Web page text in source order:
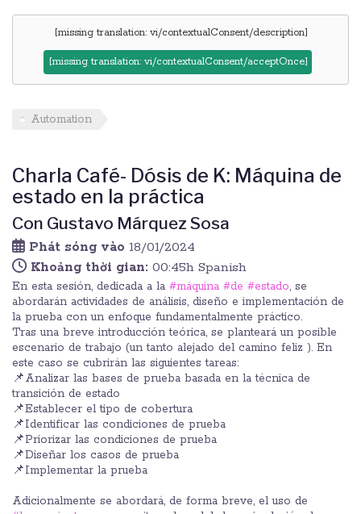
[missing translation: vi/contextualConsent/description]
[missing translation: vi/contextualConsent/acceptOnce]
Automation
Charla Café- Dósis de K: Máquina de
estado en la práctica
Con Gustavo Márquez Sosa
Phát sóng vào 18/01/2024
Khoảng thời gian: 00:45h Spanish
En esta sesión, dedicada a la #máquina #de #estado, se
abordarán actividades de análisis, diseño e implementación de
la prueba con un enfoque fundamentalmente práctico.
Tras una breve introducción teórica, se planteará un posible
escenario de trabajo (un tanto alejado del camino feliz ). En
este caso se cubrirán las siguientes tareas:
📌Analizar las bases de prueba basada en la técnica de
transición de estado
📌Establecer el tipo de cobertura
📌Identificar las condiciones de prueba
📌Priorizar las condiciones de prueba
📌Diseñar los casos de prueba
📌Implementar la prueba
Adicionalmente se abordará, de forma breve, el uso de